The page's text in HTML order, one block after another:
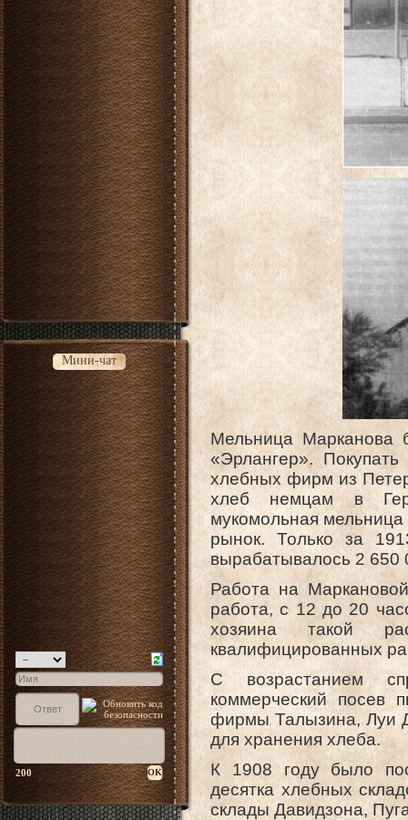
Мини-чат
200
Мельница Марканова
«Эрлангер».
хлебных фирм из
хлеб немцам в
мукомольная
рынок. Только за
вырабатывалось 2 650
Работа на
работа, с 12 до 20
хозяина такой
квалифицированных
С возрастанием
коммерческий посев
фирмы Талызина, Луи
для хранения хлеба.
К 1908 году было
десятка хлебных
склады Давидзона,